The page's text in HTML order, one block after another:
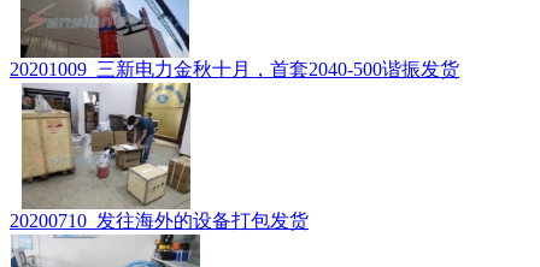
20201009_三新电力金秋十月，首套2040-500谐振发货
20200710_发往海外的设备打包发货